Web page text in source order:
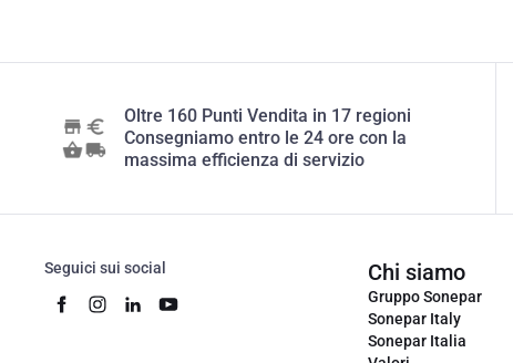
Oltre 160 Punti Vendita in 17 regioni
Consegniamo entro le 24 ore con la
massima efficienza di servizio
Seguici sui social Chi siamo
Gruppo Sonepar
Sonepar Italy
Sonepar Italia